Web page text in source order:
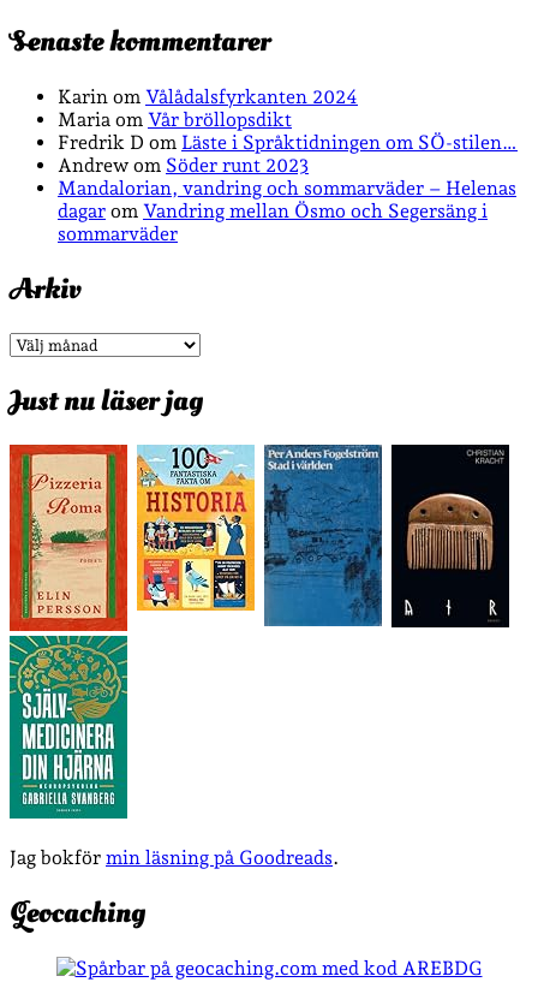
Senaste kommentarer
Karin om Vålådalsfyrkanten 2024
Maria om Vår bröllopsdikt
Fredrik D om Läste i Språktidningen om SÖ-stilen…
Andrew om Söder runt 2023
Mandalorian, vandring och sommarväder – Helenas
dagar om Vandring mellan Ösmo och Segersäng i
sommarväder
Arkiv
Arkiv
Just nu läser jag
Jag bokför min läsning på Goodreads.
Geocaching